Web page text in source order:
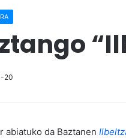
20
abiatuko da Baztanen